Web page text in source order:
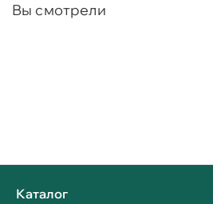
Вы смотрели
Каталог